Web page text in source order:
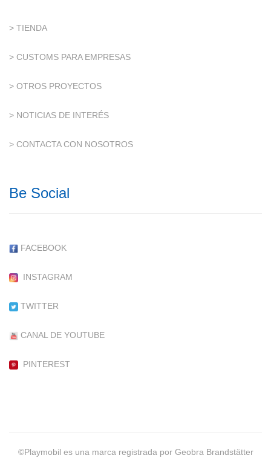
> TIENDA
> CUSTOMS PARA EMPRESAS
> OTROS PROYECTOS
> NOTICIAS DE INTERÉS
> CONTACTA CON NOSOTROS
Be Social
FACEBOOK
INSTAGRAM
TWITTER
CANAL DE YOUTUBE
PINTEREST
©Playmobil es una marca registrada por Geobra Brandstätter